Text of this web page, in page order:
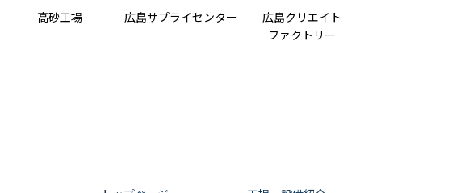
高砂工場 広島サプライセンター
広島クリエイト
ファクトリー